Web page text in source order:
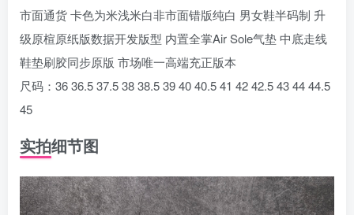
市面通货 卡色为米浅米白非市面错版纯白 男女鞋半码制 升
级原楦原纸版数据开发版型 内置全掌Air Sole气垫 中底走线
鞋垫刷胶同步原版 市场唯一高端充正版本
尺码：36 36.5 37.5 38 38.5 39 40 40.5 41 42 42.5 43 44 44.5
45
实拍细节图